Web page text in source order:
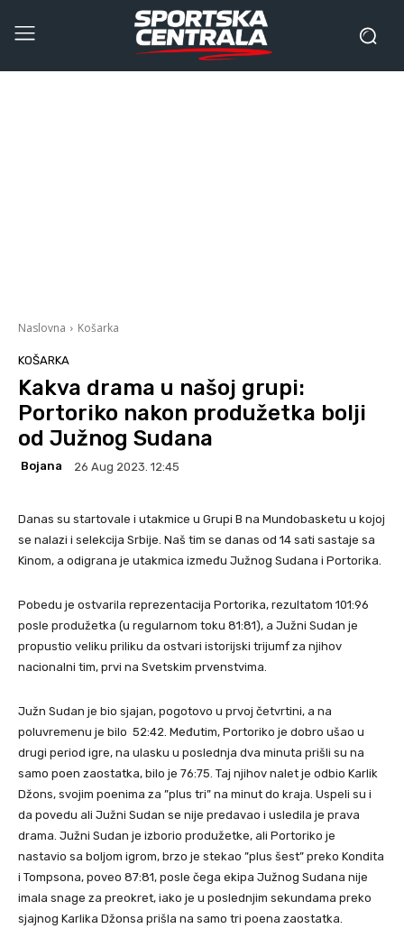
Naslovna Košarka
KOŠARKA
Kakva drama u našoj grupi:
Portoriko nakon produžetka bolji
od Južnog Sudana
Bojana 26 Aug 2023. 12:45
Danas su startovale i utakmice u Grupi B na Mundobasketu u kojoj
se nalazi i selekcija Srbije. Naš tim se danas od 14 sati sastaje sa
Kinom, a odigrana je utakmica između Južnog Sudana i Portorika.
Pobedu je ostvarila reprezentacija Portorika, rezultatom 101:96
posle produžetka (u regularnom toku 81:81), a Južni Sudan je
propustio veliku priliku da ostvari istorijski trijumf za njihov
nacionalni tim, prvi na Svetskim prvenstvima.
Južn Sudan je bio sjajan, pogotovo u prvoj četvrtini, a na
poluvremenu je bilo 52:42. Međutim, Portoriko je dobro ušao u
drugi period igre, na ulasku u poslednja dva minuta prišli su na
samo poen zaostatka, bilo je 76:75. Taj njihov nalet je odbio Karlik
Džons, svojim poenima za ”plus tri” na minut do kraja. Uspeli su i
da povedu ali Južni Sudan se nije predavao i usledila je prava
drama. Južni Sudan je izborio produžetke, ali Portoriko je
nastavio sa boljom igrom, brzo je stekao ”plus šest” preko Kondita
i Tompsona, poveo 87:81, posle čega ekipa Južnog Sudana nije
imala snage za preokret, iako je u poslednjim sekundama preko
sjajnog Karlika Džonsa prišla na samo tri poena zaostatka.